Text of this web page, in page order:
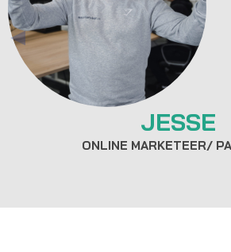
JESSE
ONLINE MARKETEER/